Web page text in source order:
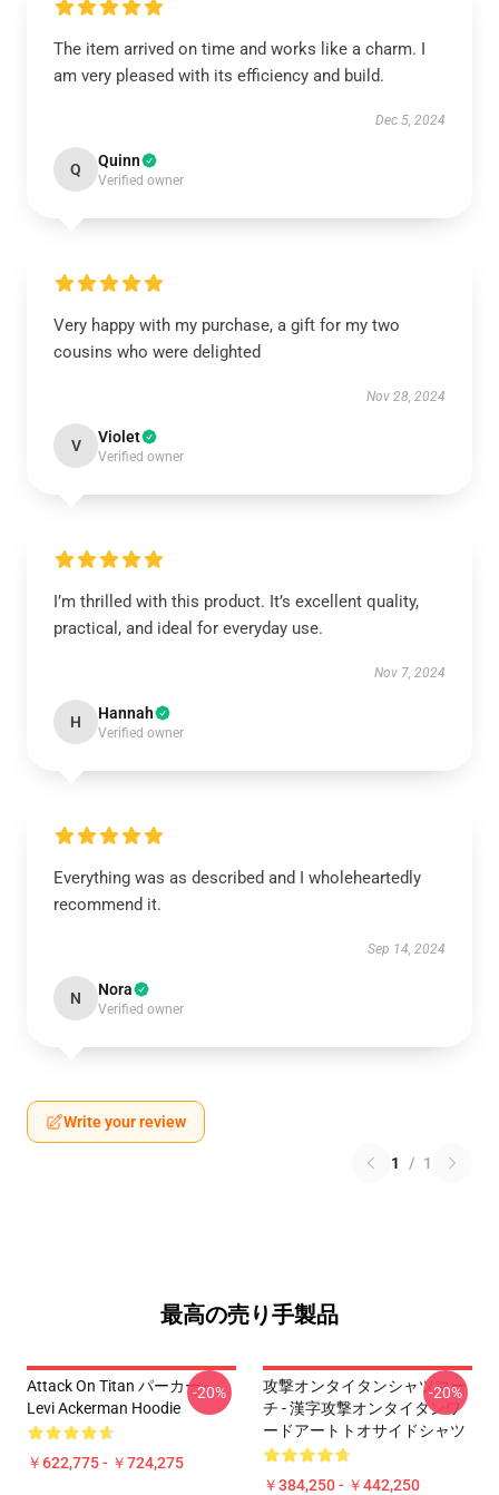
The item arrived on time and works like a charm. I
am very pleased with its efficiency and build.
Dec 5, 2024
Q Quinn
Verified owner
Very happy with my purchase, a gift for my two
cousins who were delighted
Nov 28, 2024
V Violet
Verified owner
I’m thrilled with this product. It’s excellent quality,
practical, and ideal for everyday use.
Nov 7, 2024
H Hannah
Verified owner
Everything was as described and I wholeheartedly
recommend it.
Sep 14, 2024
N Nora
Verified owner
Write your review
1 / 1
最高の売り手製品
Attack On Titan パーカー -
Levi Ackerman Hoodie
￥622,775 - ￥724,275
-20%
攻撃オンタイタンシャツマー
チ - 漢字攻撃オンタイタンワ
ードアートトオサイドシャツ
￥384,250 - ￥442,250
-20%